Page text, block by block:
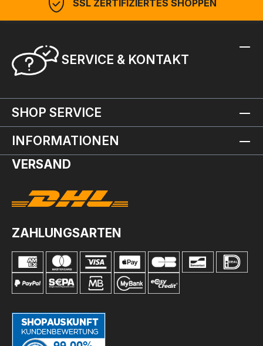
SSL ZERTIFIZIERTES SHOPPEN
SERVICE & KONTAKT
SHOP SERVICE
INFORMATIONEN
VERSAND
ZAHLUNGSARTEN